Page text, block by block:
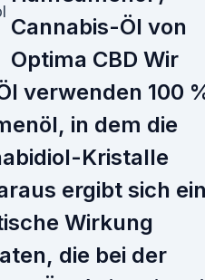
Cannabis-Öl von
Optima CBD Wir
verwenden 100
in dem die
Kristalle
ergibt sich
Wirkung
die bei der